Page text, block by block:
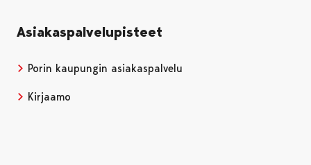
Asiakaspalvelupisteet
Porin kaupungin asiakaspalvelu
Kirjaamo